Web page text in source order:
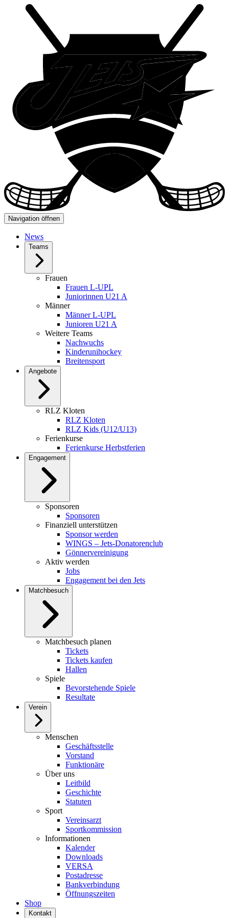
Navigation öffnen
News
Teams
Frauen
Frauen L-UPL
Juniorinnen U21 A
Männer
Männer L-UPL
Junioren U21 A
Weitere Teams
Nachwuchs
Kinderunihockey
Breitensport
Angebote
RLZ Kloten
RLZ Kloten
RLZ Kids (U12/U13)
Ferienkurse
Ferienkurse Herbstferien
Engagement
Sponsoren
Sponsoren
Finanziell unterstützen
Sponsor werden
WINGS – Jets-Donatorenclub
Gönnervereinigung
Aktiv werden
Jobs
Engagement bei den Jets
Matchbesuch
Matchbesuch planen
Tickets
Tickets kaufen
Hallen
Spiele
Bevorstehende Spiele
Resultate
Verein
Menschen
Geschäftsstelle
Vorstand
Funktionäre
Über uns
Leitbild
Geschichte
Statuten
Sport
Vereinsarzt
Sportkommission
Informationen
Kalender
Downloads
VERSA
Postadresse
Bankverbindung
Öffnungszeiten
Shop
Kontakt